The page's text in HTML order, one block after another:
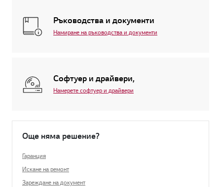
Ръководства и документи
Намиране на ръководства и документи
Софтуер и драйвери,
Намерете софтуер и драйвери
Още няма решение?
Гаранция
Искане на ремонт
Зареждане на документ